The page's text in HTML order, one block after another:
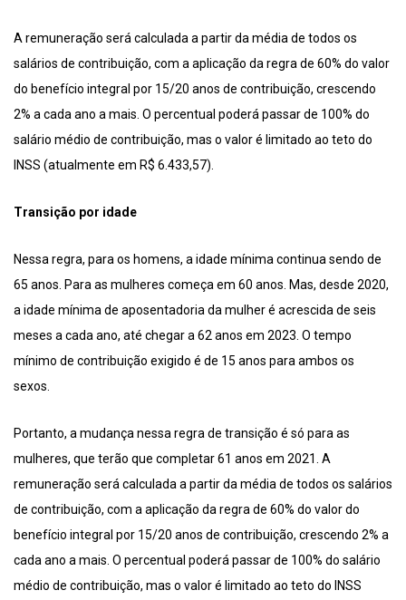
A remuneração será calculada a partir da média de todos os
salários de contribuição, com a aplicação da regra de 60% do valor
do benefício integral por 15/20 anos de contribuição, crescendo
2% a cada ano a mais. O percentual poderá passar de 100% do
salário médio de contribuição, mas o valor é limitado ao teto do
INSS (atualmente em R$ 6.433,57).
Transição por idade
Nessa regra, para os homens, a idade mínima continua sendo de
65 anos. Para as mulheres começa em 60 anos. Mas, desde 2020,
a idade mínima de aposentadoria da mulher é acrescida de seis
meses a cada ano, até chegar a 62 anos em 2023. O tempo
mínimo de contribuição exigido é de 15 anos para ambos os
sexos.
Portanto, a mudança nessa regra de transição é só para as
mulheres, que terão que completar 61 anos em 2021. A
remuneração será calculada a partir da média de todos os salários
de contribuição, com a aplicação da regra de 60% do valor do
benefício integral por 15/20 anos de contribuição, crescendo 2% a
cada ano a mais. O percentual poderá passar de 100% do salário
médio de contribuição, mas o valor é limitado ao teto do INSS